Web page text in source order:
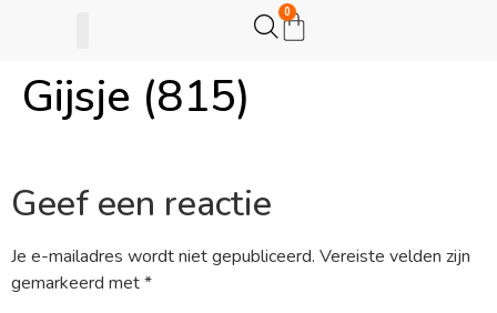
0
Gijsje (815)
Geef een reactie
Je e-mailadres wordt niet gepubliceerd. Vereiste velden zijn
gemarkeerd met*